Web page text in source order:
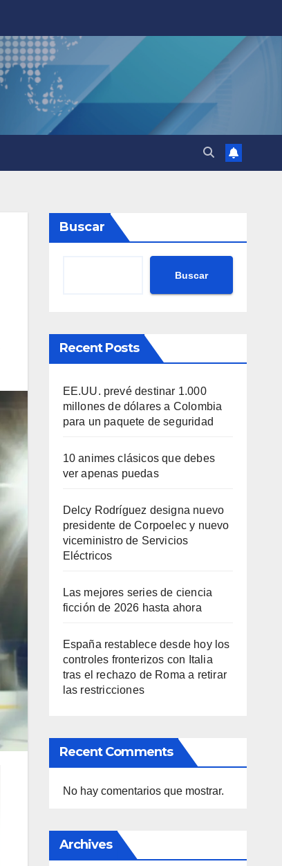
Buscar
Buscar
Recent Posts
EE.UU. prevé destinar 1.000
millones de dólares a Colombia
para un paquete de seguridad
10 animes clásicos que debes
ver apenas puedas
Delcy Rodríguez designa nuevo
presidente de Corpoelec y nuevo
viceministro de Servicios
Eléctricos
Las mejores series de ciencia
ficción de 2026 hasta ahora
España restablece desde hoy los
controles fronterizos con Italia
tras el rechazo de Roma a retirar
las restricciones
Recent Comments
No hay comentarios que mostrar.
Archives